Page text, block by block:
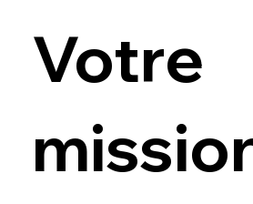
Votre